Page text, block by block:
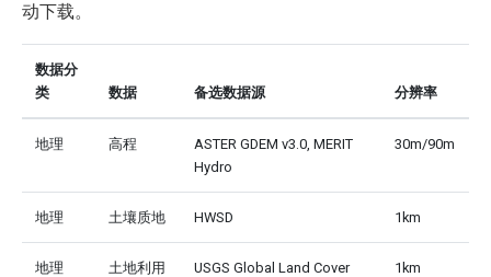
动下载。
数据分
类
数据 备选数据源 分辨率
地理 高程
ASTER GDEM v3.0, MERIT
Hydro
30m/90m
地理 土壤质地 HWSD 1km
地理 土地利用 USGS Global Land Cover 1km